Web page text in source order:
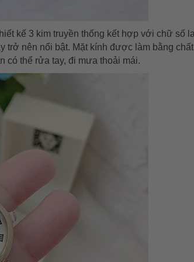
kế 3 kim truyền thống kết hợp với chữ số
trở nên nổi bật. Mặt kính được làm bằng
có thể rửa tay, đi mưa thoải mái.